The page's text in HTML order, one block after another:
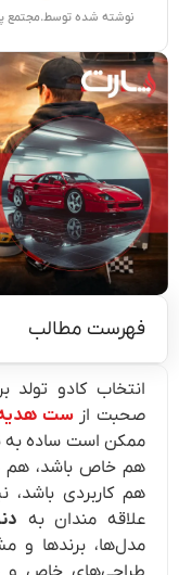
نوشته شده توسط.مجتمع
فهرست مطالب
انتخاب کادو تولد
صحبت ازست هدیه
ممکن است ساده به
هم خاص باشد، هم
هم کاربردی
علاقه‌ مندان به
مدل‌ها، برندها و